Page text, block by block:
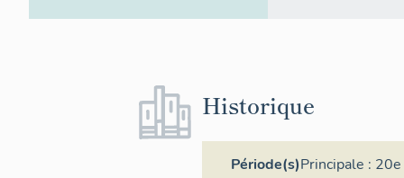
Historique
Période(s)Principale :